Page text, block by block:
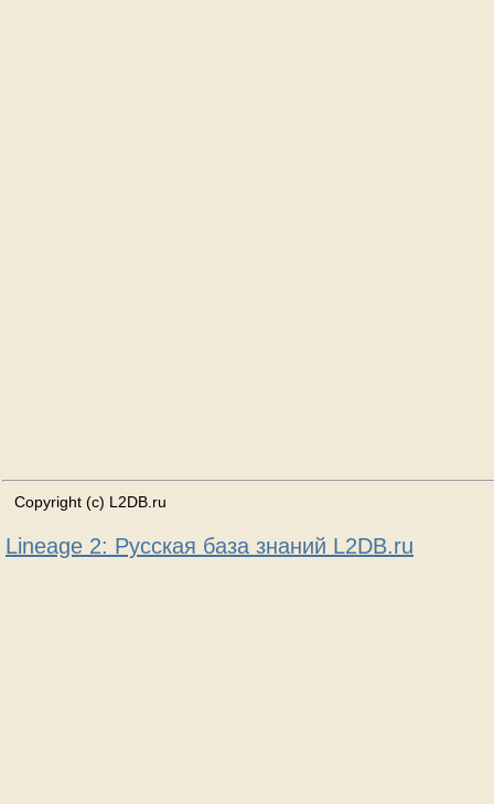
Copyright (c) L2DB.ru
Lineage 2: Русская база знаний L2DB.ru